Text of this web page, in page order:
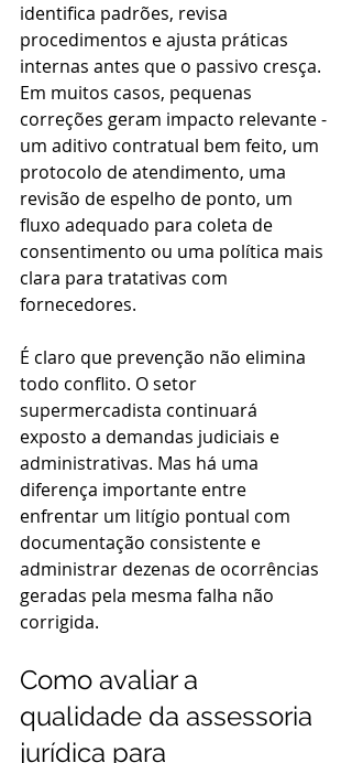
identifica padrões, revisa
procedimentos e ajusta práticas
internas antes que o passivo cresça.
Em muitos casos, pequenas
correções geram impacto relevante -
um aditivo contratual bem feito, um
protocolo de atendimento, uma
revisão de espelho de ponto, um
fluxo adequado para coleta de
consentimento ou uma política mais
clara para tratativas com
fornecedores.
É claro que prevenção não elimina
todo conflito. O setor
supermercadista continuará
exposto a demandas judiciais e
administrativas. Mas há uma
diferença importante entre
enfrentar um litígio pontual com
documentação consistente e
administrar dezenas de ocorrências
geradas pela mesma falha não
corrigida.
Como avaliar a
qualidade da assessoria
jurídica para